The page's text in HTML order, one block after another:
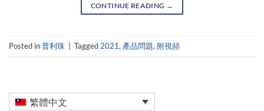
CONTINUE READING →
Posted in普利珠 Tagged 2021, 產品問題, 附視頻
繁體中文